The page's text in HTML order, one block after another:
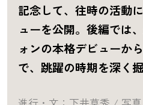
記念して、往時の活動
ューを公開。後編では
ォンの本格デビューか
で、跳躍の時期を深く掘